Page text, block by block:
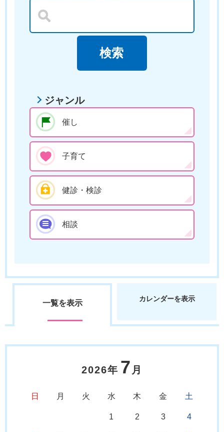
ジャンル
催し
子育て
健診・検診
相談
一覧を表示 カレンダーを表示
2026年 7 月
日 月 火 水 木 金 土
1 2 3 4